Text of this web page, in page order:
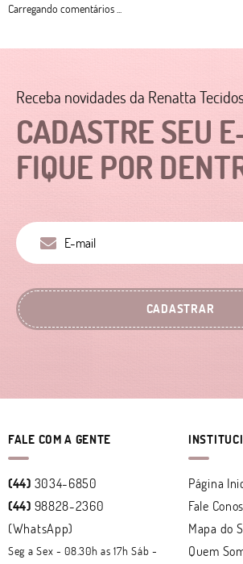
Carregando comentários ...
CADASTRE SEU
FIQUE POR
Receba novidades da Renatta Tecidos
CADASTRAR
FALE COM A GENTE
(44) 3034-6850
(44) 98828-2360
(WhatsApp)
Seg a Sex - 08.30h as 17h Sáb -
Página
Fale
Mapa do
Quem